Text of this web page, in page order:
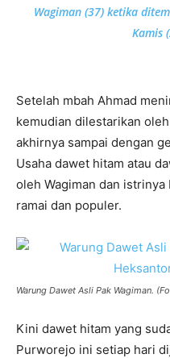
Wagiman (37) ketika
Kamis
Setelah mbah Ahmad
kemudian dilestarikan
akhirnya sampai dengan
Usaha dawet hitam atau
oleh Wagiman dan
ramai dan populer.
Warung Dawet Asli Pak Wagiman.
Kini dawet hitam yang
Purworejo ini setiap hari